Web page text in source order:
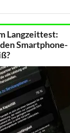
Langzeittest:
Smartphone-